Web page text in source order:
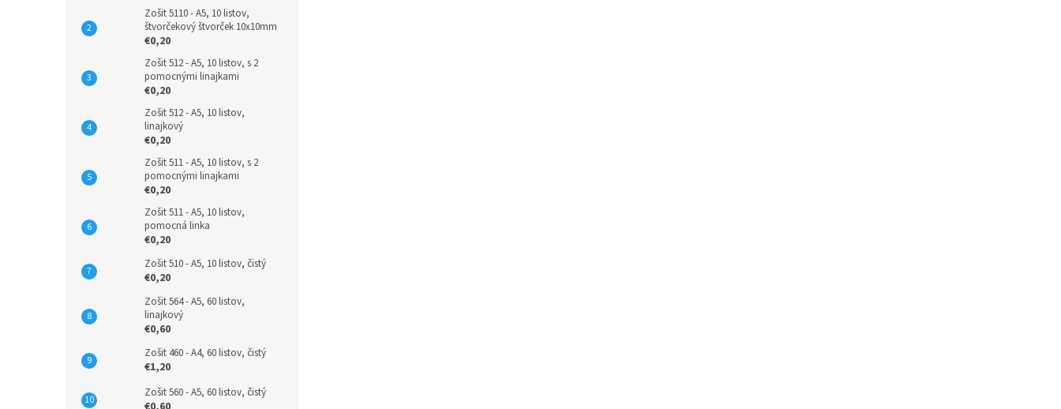
Zošit 5110 - A5, 10 listov,
štvorčekový štvorček 10x10mm
€0,20
Zošit 512 - A5, 10 listov, s 2
pomocnými linajkami
€0,20
Zošit 512 - A5, 10 listov,
linajkový
€0,20
Zošit 511 - A5, 10 listov, s 2
pomocnými linajkami
€0,20
Zošit 511 - A5, 10 listov,
pomocná linka
€0,20
Zošit 510 - A5, 10 listov, čistý
€0,20
Zošit 564 - A5, 60 listov,
linajkový
€0,60
Zošit 460 - A4, 60 listov, čistý
€1,20
Zošit 560 - A5, 60 listov, čistý